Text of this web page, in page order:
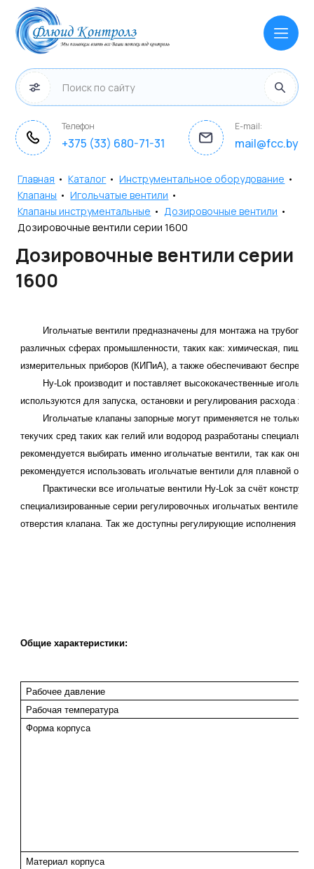
Телефон
+375 (33) 680-71-31
E-mail:
mail@fcc.by
Главная • Каталог • Инструментальное оборудование •
Клапаны • Игольчатые вентили •
Клапаны инструментальные • Дозировочные вентили •
Дозировочные вентили серии 1600
Дозировочные вентили серии
1600
Игольчатые вентили предназначены для монтажа на
различных сферах промышленности, таких как:химическая,
измерительных приборов (КИПиА), а также обеспечивают
Hy-Lok производит и поставляет высококачественные
используются для запуска, остановки и регулирования расхода
Игольчатые клапаны запорные могут применяется не только
текучих сред таких как гелий или водород разработаны
рекомендуется выбирать именно игольчатые вентили, так как
рекомендуется использовать игольчатые вентили для плавной
Практически все игольчатые вентили Hy-Lok за счёт
специализированные серии регулировочных игольчатых
отверстия клапана. Так же доступны регулирующие исполнения
Общие характеристики:
Рабочее давление
Рабочая температура
Форма корпуса
Материал корпуса